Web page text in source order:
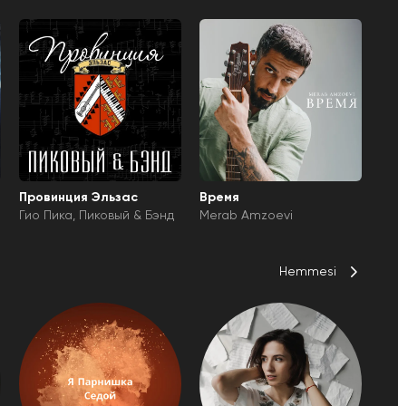
Провинция Эльзас
Гио Пика
Пиковый & Бэнд
Время
Merab Amzoevi
Hemmesi